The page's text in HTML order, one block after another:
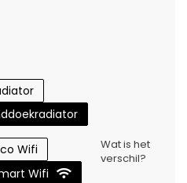
Wifi
Wifi
Wat is het
verschil?